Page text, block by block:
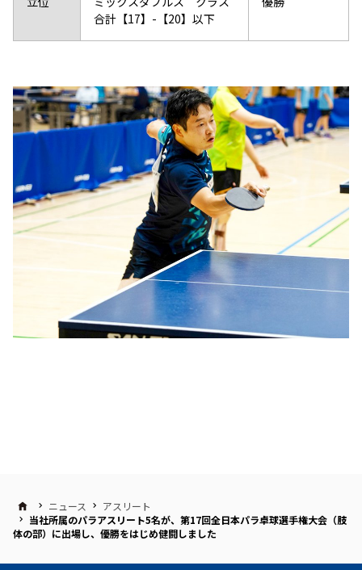
合計【17】-【20】以下
ニュース
アスリート
当社所属のパラアスリート5名が、第17回全日本パラ卓球選手権大会（肢
体の部）に出場し、優勝をはじめ健闘しました